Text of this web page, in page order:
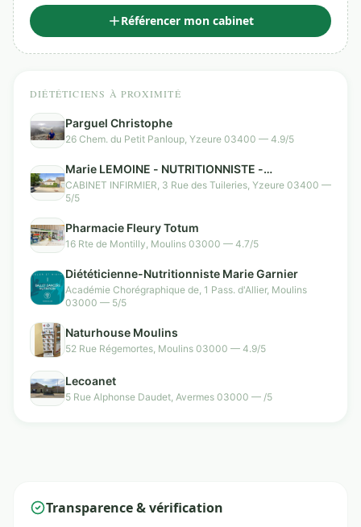
Référencer mon cabinet
DIÉTÉTICIENS À PROXIMITÉ
Parguel Christophe
26 Chem. du Petit Panloup, Yzeure 03400 — 4.9/5
Marie LEMOINE - NUTRITIONNISTE -
Rééducatrice en nutrition agréée
CABINET INFIRMIER, 3 Rue des Tuileries, Yzeure 03400 —
5/5
Pharmacie Fleury Totum
16 Rte de Montilly, Moulins 03000 — 4.7/5
Diététicienne-Nutritionniste Marie Garnier
Académie Chorégraphique de, 1 Pass. d'Allier, Moulins
03000 — 5/5
Naturhouse Moulins
52 Rue Régemortes, Moulins 03000 — 4.9/5
Lecoanet
5 Rue Alphonse Daudet, Avermes 03000 — /5
Transparence & vérification